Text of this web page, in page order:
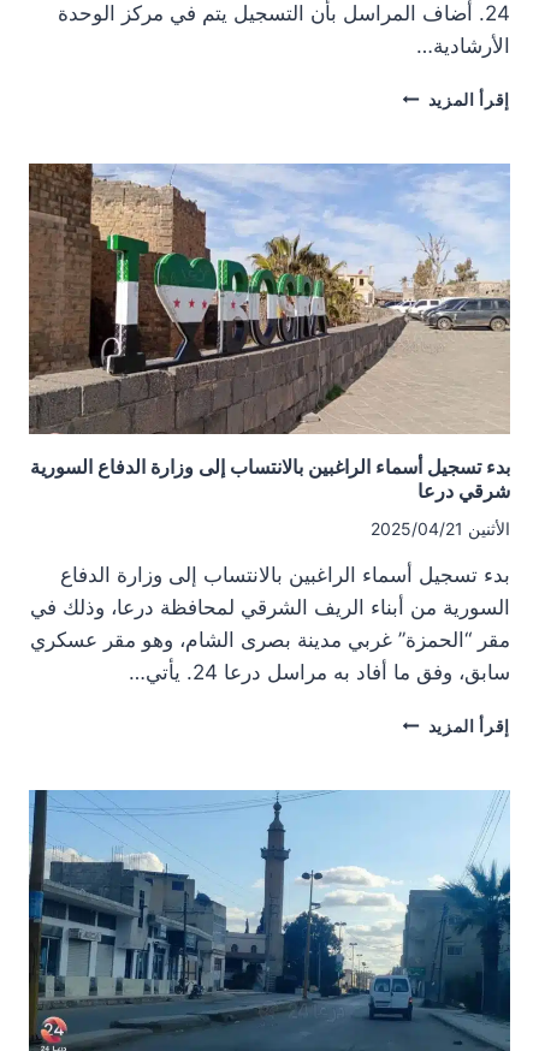
24. أضاف المراسل بأن التسجيل يتم في مركز الوحدة
الأرشادية…
إقرأ المزيد فتح
لوزارة
الدفاع
في
خربة
غزالة
بدء تسجيل أسماء الراغبين بالانتساب إلى وزارة الدفاع السورية
شرقي درعا
الأثنين 2025/04/21
بدء تسجيل أسماء الراغبين بالانتساب إلى وزارة الدفاع
السورية من أبناء الريف الشرقي لمحافظة درعا، وذلك في
مقر “الحمزة” غربي مدينة بصرى الشام، وهو مقر عسكري
سابق، وفق ما أفاد به مراسل درعا 24. يأتي…
إقرأ المزيد بدء
الراغبين
الدفاع
السورية
شرقي
درعا